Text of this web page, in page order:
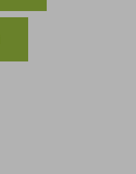
zdarma
zdarma